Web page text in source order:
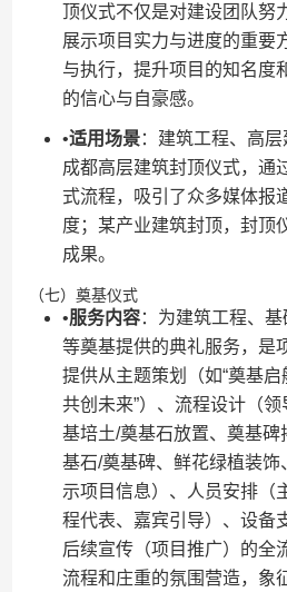
顶仪式不仅是对建设团队努
展示项目实力与进度的重要
与执行，提升项目的知名度
的信心与自豪感。
•​​适用场景​：建筑工程、高层
成都高层建筑封顶仪式，通
式流程，吸引了众多媒体报
度；某产业建筑封顶，封顶
成果。
（七）奠基仪式
•​​服务内容​：为建筑工程、
等奠基提供的典礼服务，是
提供从主题策划（如“奠基启
共创未来”）、流程设计（
基培土/奠基石放置、奠基
基石/奠基碑、鲜花绿植装
示项目信息）、人员安排（
程代表、嘉宾引导）、设备
后续宣传（项目推广）的全
流程和庄重的氛围营造，象